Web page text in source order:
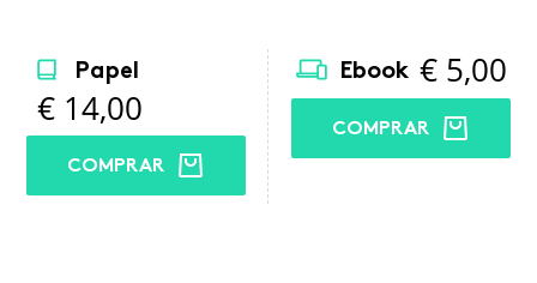
Papel
€ 14,00
COMPRAR
Ebook € 5,00
COMPRAR